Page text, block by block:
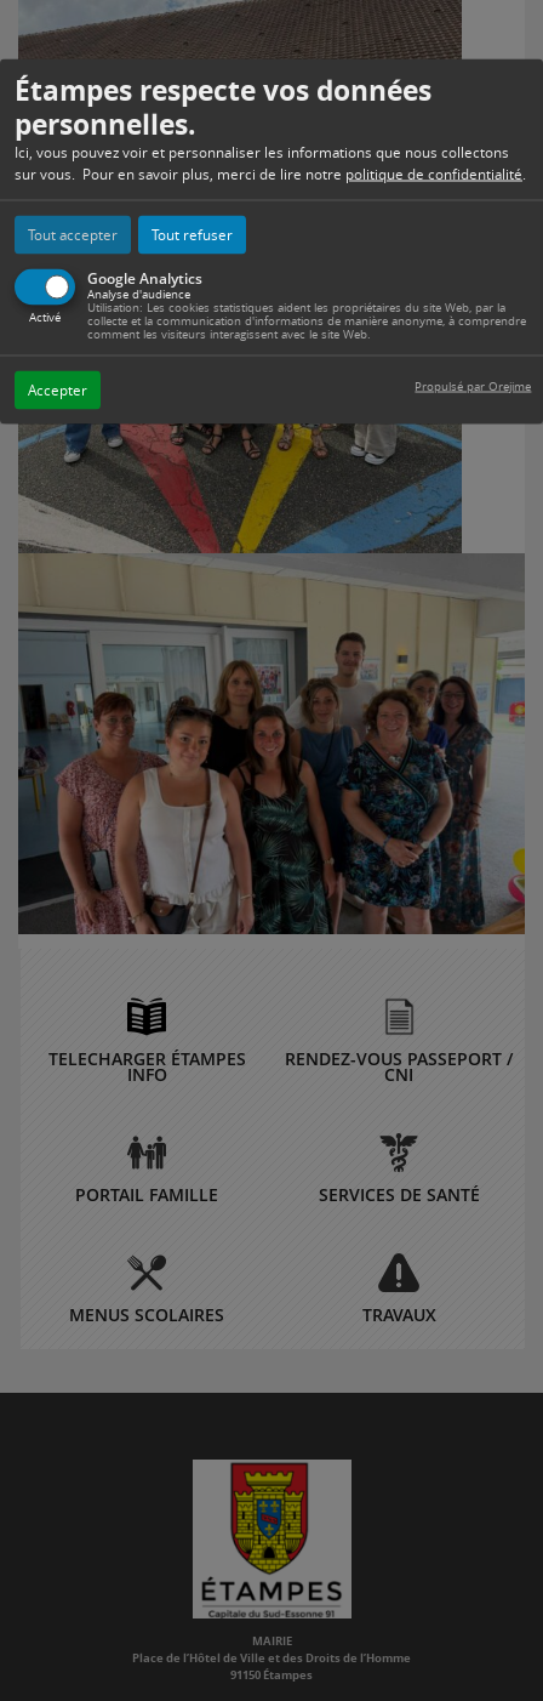
Étampes respecte vos données
personnelles.
Ici, vous pouvez voir et personnaliser les informations que nous collectons
sur vous. Pour en savoir plus, merci de lire notre politique de confidentialité
Tout accepter Tout refuser
Google Analytics
Activé
Analyse d'audience
Utilisation: Les cookies statistiques aident les propriétaires du site Web, par la
collecte et la communication d'informations de manière anonyme, à comprendre
comment les visiteurs interagissent avec le site Web.
Accepter Propulsé par Orejime
TELECHARGER ÉTAMPES
INFO
RENDEZ-VOUS PASSEPORT /
CNI
PORTAIL FAMILLE SERVICES DE SANTÉ
MENUS SCOLAIRES TRAVAUX
MAIRIE
Place de l’Hôtel de Ville et des Droits de l’Homme
91150 Étampes